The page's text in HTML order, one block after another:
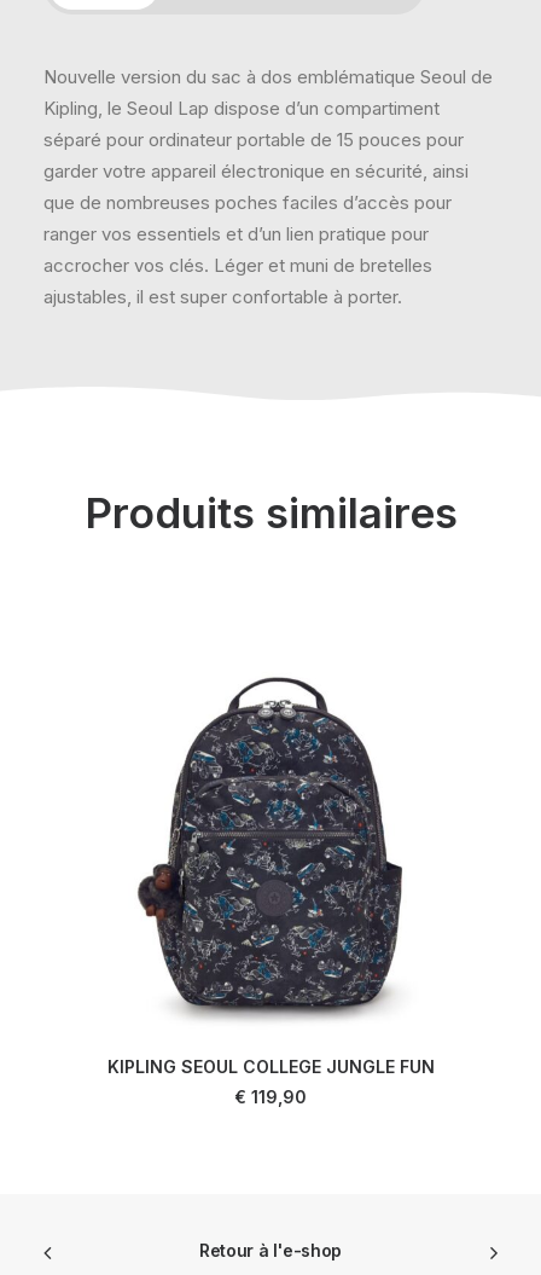
Nouvelle version du sac à dos emblématique Seoul de
Kipling, le Seoul Lap dispose d’un compartiment
séparé pour ordinateur portable de 15 pouces pour
garder votre appareil électronique en sécurité, ainsi
que de nombreuses poches faciles d’accès pour
ranger vos essentiels et d’un lien pratique pour
accrocher vos clés. Léger et muni de bretelles
ajustables, il est super confortable à porter.
Produits similaires
KIPLING SEOUL COLLEGE JUNGLE FUN
€ 119,90
Retour à l'e-shop